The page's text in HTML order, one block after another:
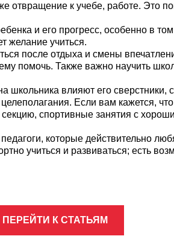
к учебе, работе. Это
и его прогресс, особенно в
желание учиться.
после отдыха и смены
помочь. Также важно научить
школьника влияют его
Если вам кажется,
спортивные занятия с
которые действительно
учиться и развиваться; есть
ПЕРЕЙТИ К СТАТЬЯМ